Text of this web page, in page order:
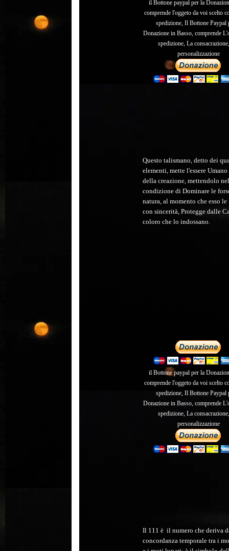
il Bottone paypal per la
comprende l'oggeto da voi scelto
spedizione, Il Bottone Paypal
Donazione in Basso, comprende
spedizione, La
personalizzazione
Questo talismano, detto dei
elementi, mette l'essere
della creazione, mettendolo
condizione di Dominare le
natura, al momento che esso le
con sincerità, Protegge dalle
coloro che lo indossano.
il Bottone paypal per la
comprende l'oggeto da voi scelto
spedizione, Il Bottone Paypal
Donazione in Basso, comprende
spedizione, La
personalizzazione
Il 111 è il numero che deriva
concordanza temporale tra i